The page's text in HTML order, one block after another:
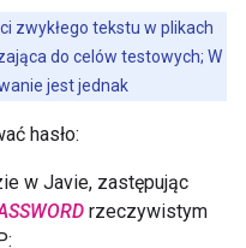
zwykłego tekstu w plikach
do celów testowych; W
jest jednak
hasło:
w Javie, zastępując
rzeczywistym